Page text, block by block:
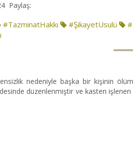
Paylaş:
#TazminatHakkı #ŞikayetUsulü
nedeniyle başka bir kişinin
düzenlenmiştir ve kasten